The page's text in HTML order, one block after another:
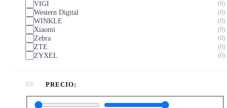
VIGI 0
Western Digital 0
WINKLE 0
Xiaomi 0
Zebra 0
ZTE 0
ZYXEL 0
PRECIO: